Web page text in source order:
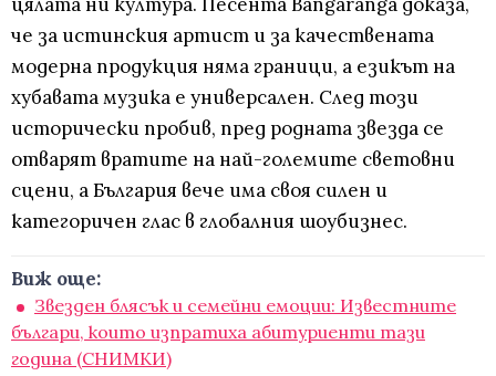
че за истинския артист и за качествената
модерна продукция няма граници, а езикът на
хубавата музика е универсален. След този
исторически пробив, пред родната звезда се
отварят вратите на най-големите световни
сцени, а България вече има своя силен и
категоричен глас в глобалния шоубизнес.
Виж още:
Звезден блясък и семейни емоции: Известните
българи, които изпратиха абитуриенти тази
година (СНИМКИ)